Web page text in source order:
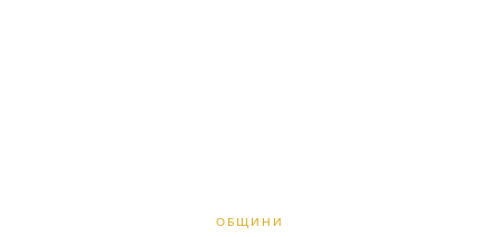
ОБЩИНИ